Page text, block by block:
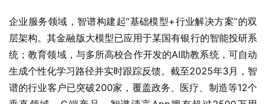
企业服务领域，智谱构建起“基础模型+行业解决方案”的双
层架构。其金融版大模型已应用于某国有银行的智能投研系
统；教育领域，与多所高校合作开发的AI助教系统，可自动
生成个性化学习路径并实时跟踪反馈。截至2025年3月，智
谱的行业客户已突破200家，覆盖政务、医疗、制造等12个